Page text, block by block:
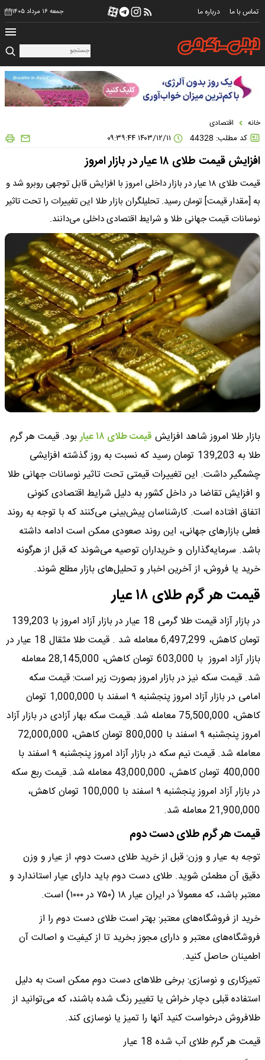
تماس با ما درباره ما جمعه ۱۶ مرداد ۱۴۰۵
خانه اقتصادی
کد مطلب: 44328
افزایش قیمت طلای ۱۸ عیار در بازار امروز
قیمت طلای ۱۸ عیار در بازار داخلی امروز با افزایش قابل توجهی روبرو شد و
به [مقدار قیمت] تومان رسید. تحلیلگران بازار طلا این تغییرات را تحت تاثیر
نوسانات قیمت جهانی طلا و شرایط اقتصادی داخلی می‌دانند.
بازار طلا امروز شاهد افزایش قیمت طلای ۱۸ عیار
بود. قیمت هر گرم
طلا به 139,203 تومان رسید که نسبت به روز گذشته افزایشی
چشمگیر داشت. این تغییرات قیمتی تحت تاثیر نوسانات جهانی طلا
و افزایش تقاضا در داخل کشور به دلیل شرایط اقتصادی کنونی
اتفاق افتاده است. کارشناسان پیش‌بینی می‌کنند که با توجه به روند
فعلی بازارهای جهانی، این روند صعودی ممکن است ادامه داشته
باشد. سرمایه‌گذاران و خریداران توصیه می‌شوند که قبل از هرگونه
خرید یا فروش، از آخرین اخبار و تحلیل‌های بازار مطلع شوند.
قیمت هر گرم طلای ۱۸ عیار
در بازار آزاد قیمت طلا گرمی 18 عیار در بازار آزاد امروز با 139,203
تومان کاهش، 6,497,299 معامله شد . قیمت طلا مثقال 18 عیار در
بازار آزاد امروز با 603,000 تومان کاهش، 28,145,000 معامله
شد. قیمت سکه نیز در بازار امروز بصورت زیر است: قیمت سکه
امامی در بازار آزاد امروز پنجشنبه ۹ اسفند با 1,000,000 تومان
کاهش، 75,500,000 معامله شد. قیمت سکه بهار آزادی در بازار آزاد
امروز پنجشنبه ۹ اسفند با 800,000 تومان کاهش، 72,000,000
معامله شد. قیمت نیم سکه در بازار آزاد امروز پنجشنبه ۹ اسفند با
400,000 تومان کاهش، 43,000,000 معامله شد. قیمت ربع سکه
در بازار آزاد امروز پنجشنبه ۹ اسفند با 100,000 تومان کاهش،
21,900,000 معامله شد.
قیمت هر گرم طلای دست دوم
توجه به عیار و وزن: قبل از خرید طلای دست دوم، از عیار و وزن
دقیق آن مطمئن شوید. طلای دست دوم باید دارای عیار استاندارد و
معتبر باشد، که معمولاً در ایران عیار ۱۸ (۷۵۰ در ۱۰۰۰) است.
خرید از فروشگاه‌های معتبر: بهتر است طلای دست دوم را از
فروشگاه‌های معتبر و دارای مجوز بخرید تا از کیفیت و اصالت آن
اطمینان حاصل کنید.
تمیزکاری و نوسازی: برخی طلاهای دست دوم ممکن است به دلیل
استفاده قبلی دچار خراش یا تغییر رنگ شده باشند، که می‌توانید از
طلافروش درخواست کنید آنها را تمیز یا نوسازی کند.
قیمت هر گرم طلای آب شده 18 عیار